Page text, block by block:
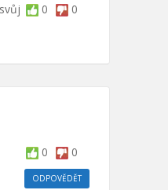
0 0
0 0
ODPOVĚDĚT